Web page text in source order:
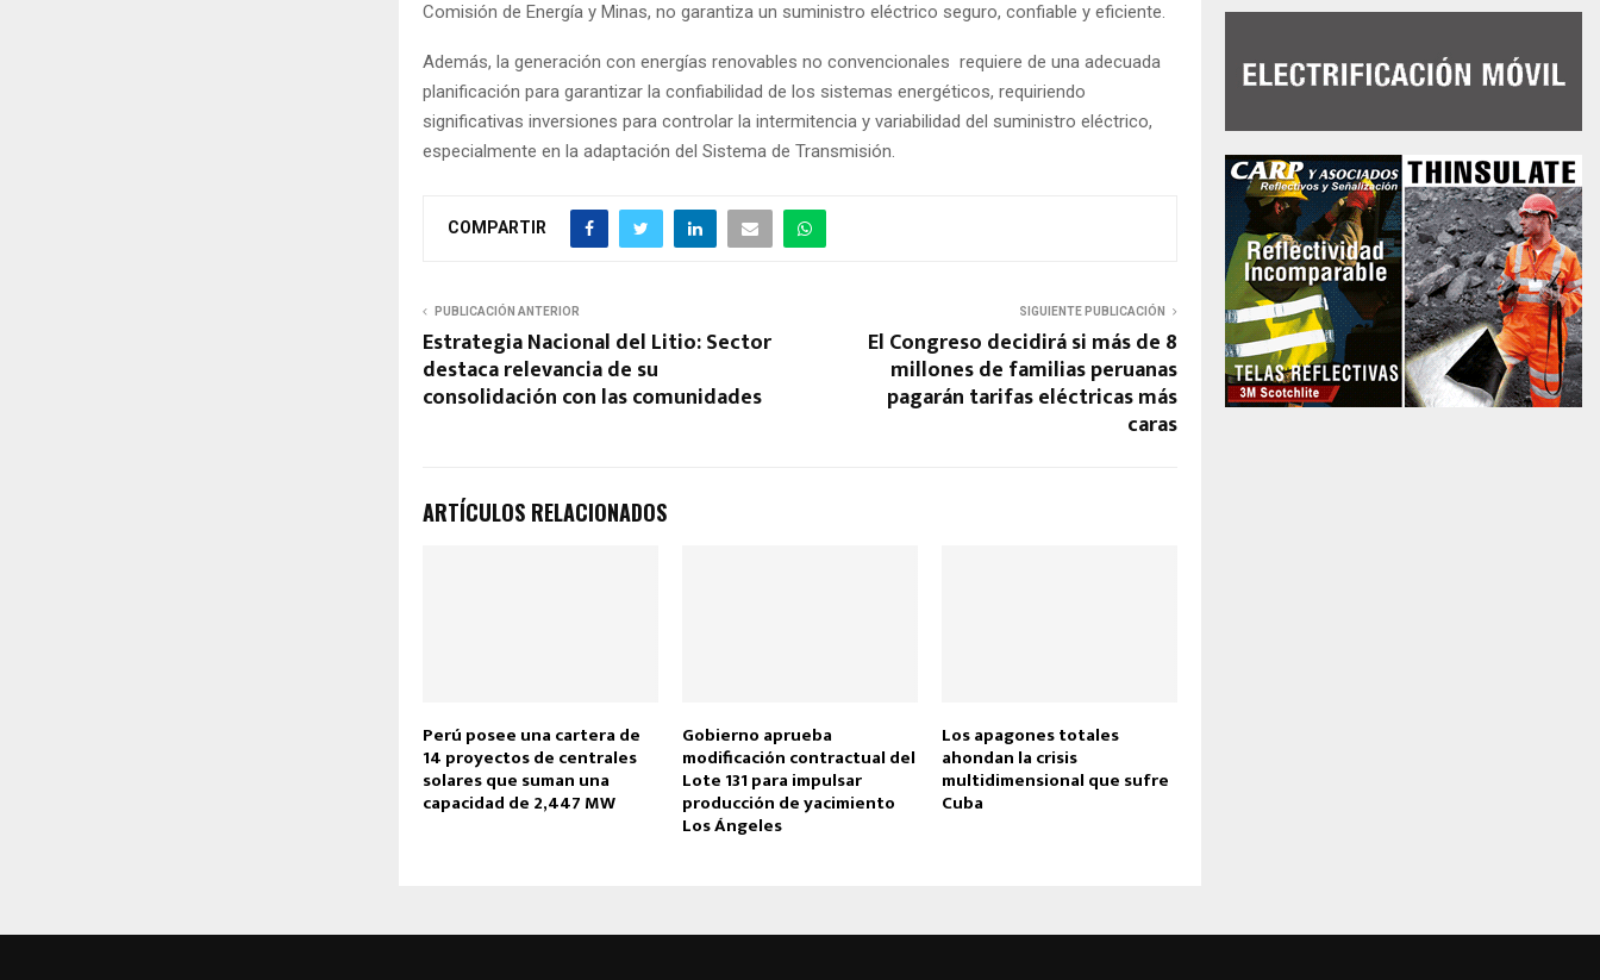
Comisión de Energía y Minas, no garantiza un suministro eléctrico seguro, confiable y eficiente.
Además, la generación con energías renovables no convencionales requiere de una adecuada
planificación para garantizar la confiabilidad de los sistemas energéticos, requiriendo
significativas inversiones para controlar la intermitencia y variabilidad del suministro eléctrico,
especialmente en la adaptación del Sistema de Transmisión.
COMPARTIR
PUBLICACIÓN ANTERIOR
Estrategia Nacional del Litio: Sector
destaca relevancia de su
consolidación con las comunidades
SIGUIENTE PUBLICACIÓN
El Congreso decidirá si más de 8
millones de familias peruanas
pagarán tarifas eléctricas más
caras
ARTÍCULOS RELACIONADOS
Perú posee una cartera de
14 proyectos de centrales
solares que suman una
capacidad de 2,447 MW
Gobierno aprueba
modificación contractual del
Lote 131 para impulsar
producción de yacimiento
Los Ángeles
Los apagones totales
ahondan la crisis
multidimensional que sufre
Cuba